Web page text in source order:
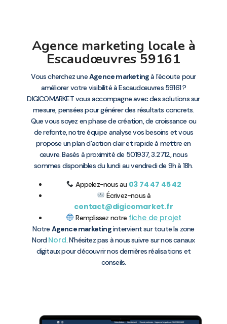
Agence marketing locale à
Escaudœuvres 59161
Vous cherchez uneAgence marketingà l’écoute pour
améliorer votre visibilité à Escaudœuvres 59161 ?
DIGICOMARKET vous accompagne avec des solutions sur
mesure, pensées pour générer des résultats concrets.
Que vous soyez en phase de création, de croissance ou
de refonte, notre équipe analyse vos besoins et vous
propose un plan d’action clair et rapide à mettre en
œuvre. Basés à proximité de 50.1937, 3.2712, nous
sommes disponibles du lundi au vendredi de 9h à 18h.
Appelez-nous au 03 74 47 45 42
Écrivez-nous à
contact@digicomarket.fr
Remplissez notre fiche de projet
Notre Agence marketingintervient sur toute la zone
NordNord. N’hésitez pas à nous suivre sur nos canaux
digitaux pour découvrir nos dernières réalisations et
conseils.